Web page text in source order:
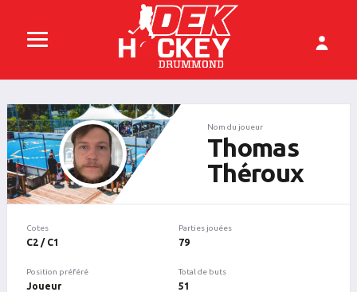
Nom du joueur
Thomas
Théroux
Cotes
C2 / C1
Position préféré
Joueur
Parties jouées
79
Total de buts
51